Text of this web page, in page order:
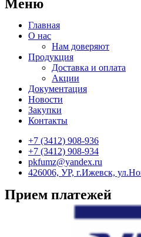
Меню
Главная
О нас
Нам доверяют
Продукция
Доставка и оплата
Акции
Документация
Новости
Закупки
Контакты
+7 (3412) 908-936
+7 (3412) 908-934
pkfumz@yandex.ru
426006, УР, г.Ижевск,
Прием платежей